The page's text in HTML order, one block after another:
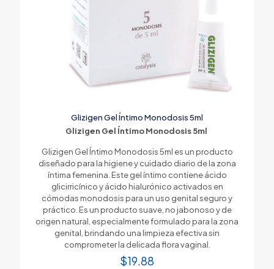
Glizigen Gel Íntimo Monodosis 5ml
Glizigen Gel Íntimo Monodosis 5ml
Glizigen Gel Íntimo Monodosis 5ml es un producto
diseñado para la higiene y cuidado diario de la zona
íntima femenina. Este gel íntimo contiene ácido
glicirricínico y ácido hialurónico activados en
cómodas monodosis para un uso genital seguro y
práctico. Es un producto suave, no jabonoso y de
origen natural, especialmente formulado para la zona
genital, brindando una limpieza efectiva sin
comprometer la delicada flora vaginal.
$19.88